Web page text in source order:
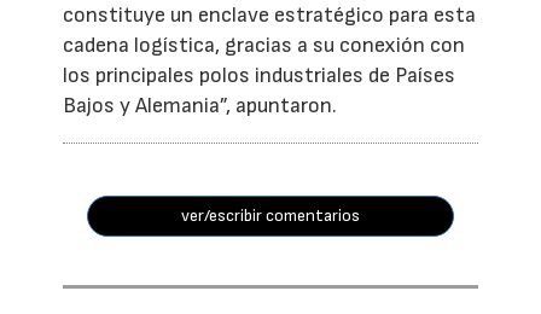
constituye un enclave estratégico para esta
cadena logística, gracias a su conexión con
los principales polos industriales de Países
Bajos y Alemania”, apuntaron.
ver/escribir comentarios